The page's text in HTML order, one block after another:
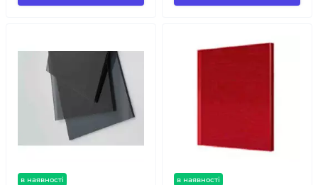
в наявності в наявності